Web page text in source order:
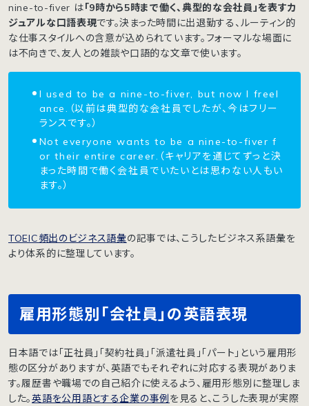
nine-to-fiver は「9時から5時まで働く、典型的な会社員」を表すカ
ジュアルな口語表現です。決まった時間に出退勤する、ルーティン的
な仕事スタイルへの含意が込められています。フォーマルな場面に
は不向きで、友人との雑談や口語的な文章で使います。
I used to be a nine-to-fiver, but now I freel
ance.（以前は典型的な会社員でしたが、今はフリー
ランスです。）
Not everyone wants to be a nine-to-fiver f
or their entire career.（キャリアを通じてずっと決
まった時間で働く会社員でいたいとは思わない人もい
ます。）
TOEIC頻出のビジネス語彙の記事では、こうしたビジネス系語彙を
より体系的に整理しています。
雇用形態別「会社員」の英語表現
日本語では「正社員」「契約社員」「派遣社員」「パート」という雇用形
態の区分がありますが、英語でもそれぞれに対応する表現がありま
す。履歴書や職場での自己紹介に使えるよう、雇用形態別に整理しま
した。英語を公用語とする企業の事例を見ると、こうした表現が実際